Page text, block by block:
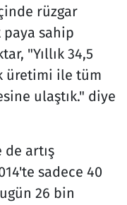
rüzgar
sahip
"Yıllık 34,5
üretimi ile tüm
ulaştık." diye
artış
sadece 40
26 bin